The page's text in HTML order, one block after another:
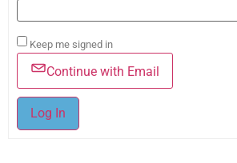
Keep me signed in
Continue with Email
Log In